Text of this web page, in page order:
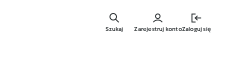
głównej
Zarejestruj kontoZaloguj się
Szukaj